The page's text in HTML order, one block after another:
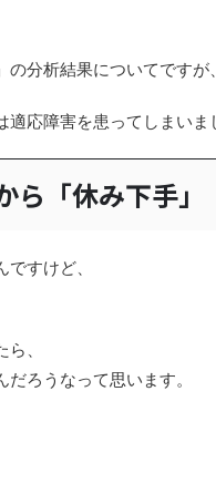
の分析結果についてですが、
応障害を患ってしまいま
ら「休み下手」
すけど、
、
ろうなって思います。